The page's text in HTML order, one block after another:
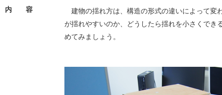
内 容
建物の揺れ方は、構造の形式の違いによって変
が揺れやすいのか、どうしたら揺れを小さくでき
めてみましょう。